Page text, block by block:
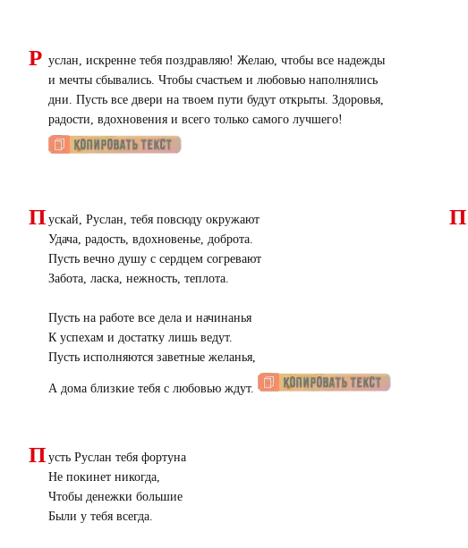
Р услан, искренне тебя поздравляю! Желаю, чтобы все надежды
и мечты сбывались. Чтобы счастьем и любовью наполнялись
дни. Пусть все двери на твоем пути будут открыты. Здоровья,
радости, вдохновения и всего только самого лучшего!
П ускай, Руслан, тебя повсюду окружают
Удача, радость, вдохновенье, доброта.
Пусть вечно душу с сердцем согревают
Забота, ласка, нежность, теплота.
Пусть на работе все дела и начинанья
К успехам и достатку лишь ведут.
Пусть исполняются заветные желанья,
А дома близкие тебя с любовью ждут.
П
П усть Руслан тебя фортуна
Не покинет никогда,
Чтобы денежки большие
Были у тебя всегда.